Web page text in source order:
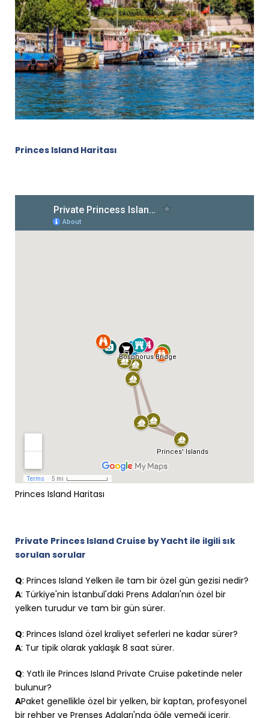
Princes Island Haritası
Princes Island Haritası
Private Princes Island Cruise by Yacht ile ilgili sık
sorulan sorular
Q: Princes Island Yelken ile tam bir özel gün gezisi nedir?
A: Türkiye'nin İstanbul'daki Prens Adaları'nın özel bir
yelken turudur ve tam bir gün sürer.
Q: Princes Island özel kraliyet seferleri ne kadar sürer?
A: Tur tipik olarak yaklaşık 8 saat sürer.
Q: Yatlı ile Princes Island Private Cruise paketinde neler
bulunur?
APaket genellikle özel bir yelken, bir kaptan, profesyonel
bir rehber ve Prenses Adaları'nda öğle yemeği içerir.